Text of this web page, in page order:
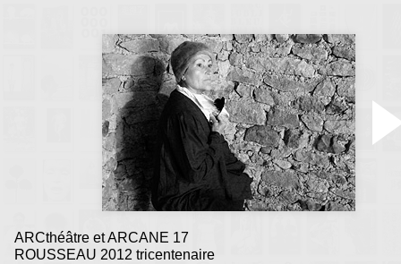
ARCthéâtre et ARCANE 17
ROUSSEAU 2012 tricentenaire
visent à promouvoir des
de haute culture,
l'axe d'une mise en
grands textes de la
d'Orient et d'Occident